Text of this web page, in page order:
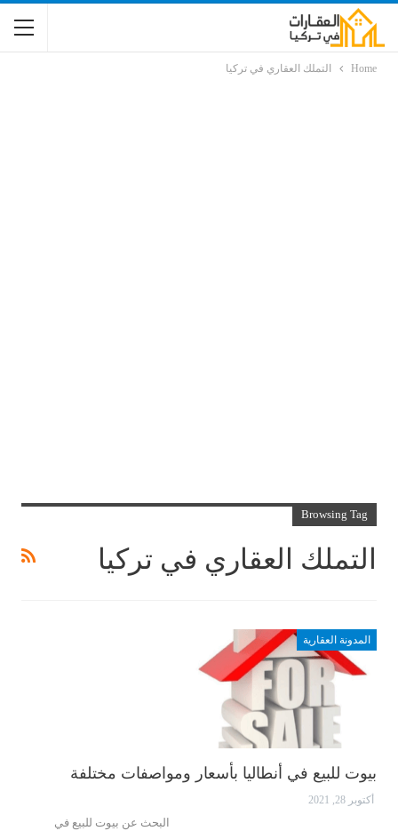
Home التملك العقاري في تركيا
Browsing Tag
التملك العقاري في تركيا
المدونة العقارية
بيوت للبيع في أنطاليا بأسعار ومواصفات مختلفة
أكتوبر 28, 2021
البحث عن بيوت للبيع في